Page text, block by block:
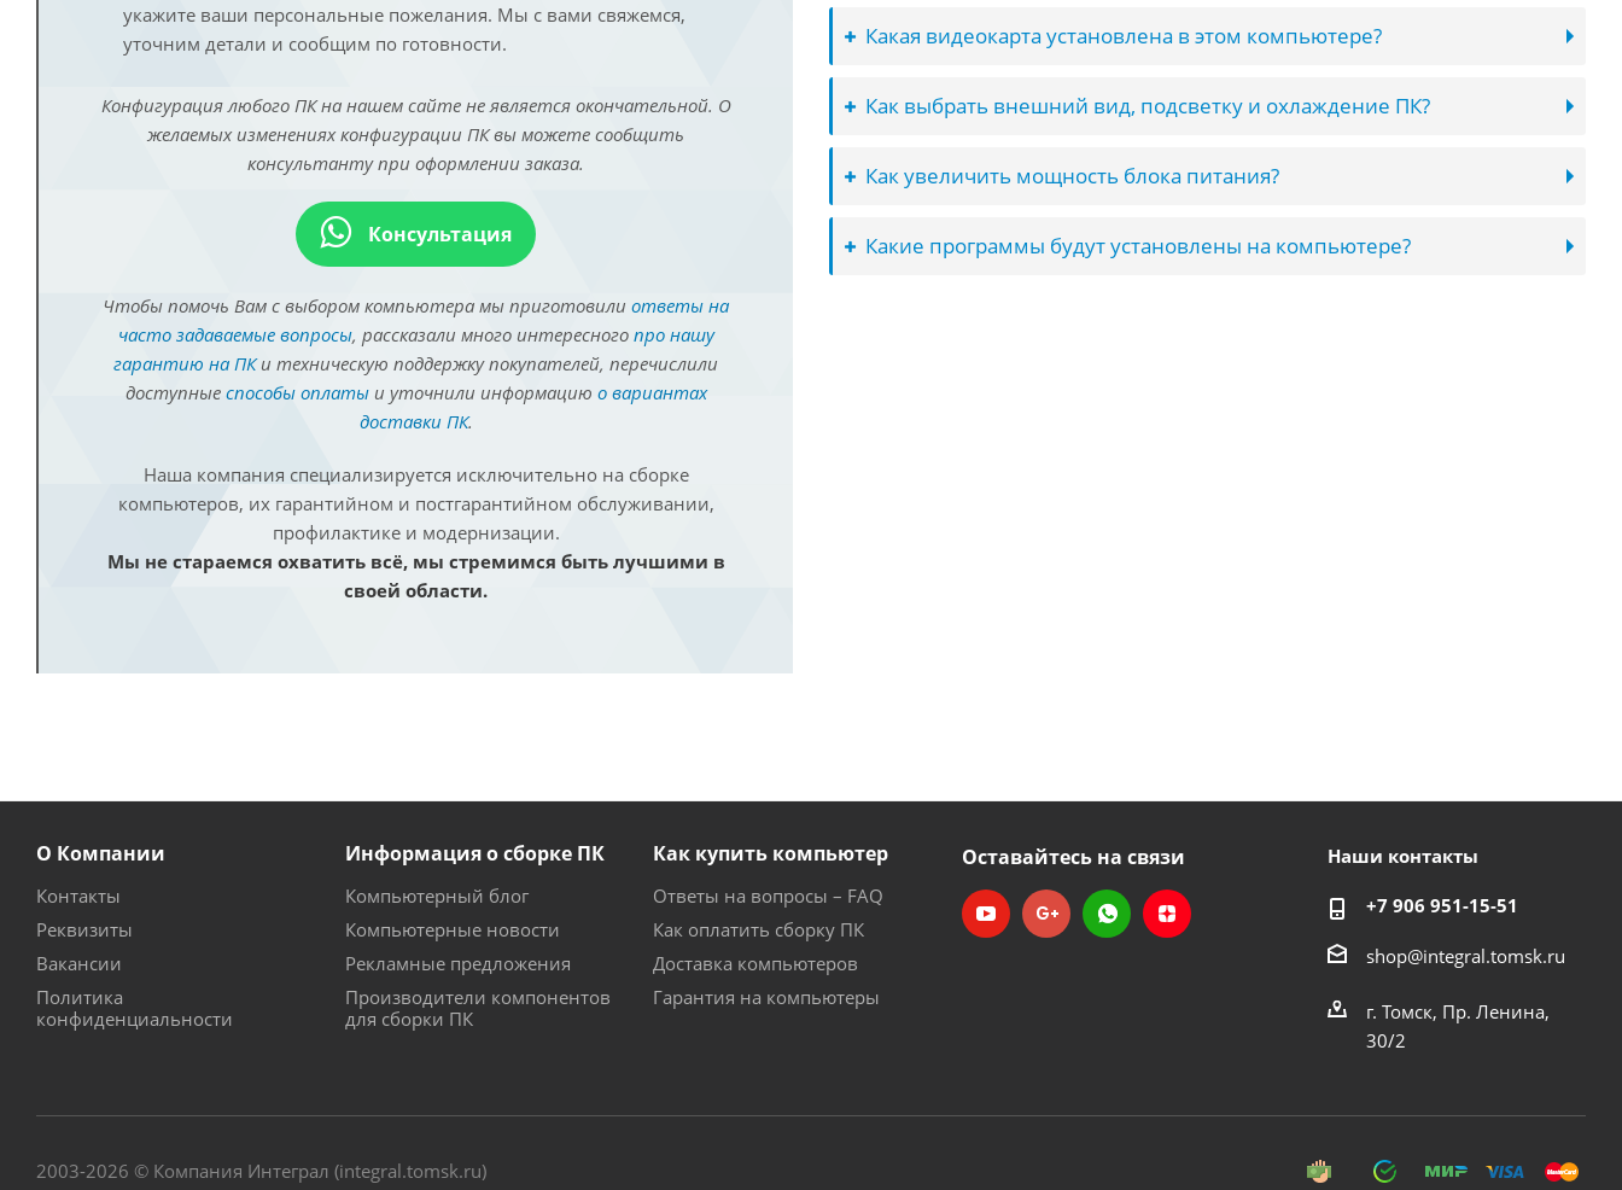
укажите ваши персональные пожелания. Мы с вами свяжемся,
уточним детали и сообщим по готовности.
Конфигурация любого ПК на нашем сайте не является окончательной. О
желаемых изменениях конфигурации ПК вы можете сообщить
консультанту при оформлении заказа.
Консультация
Чтобы помочь Вам с выбором компьютера мы приготовили ответы на
часто задаваемые вопросы, рассказали много интересного про нашу
гарантию на ПКи техническую поддержку покупателей, перечислили
доступные способы оплатыи уточнили информацию о вариантах
доставки ПК.
Наша компания специализируется исключительно на сборке
компьютеров, их гарантийном и постгарантийном обслуживании,
профилактике и модернизации.
Мы не стараемся охватить всё, мы стремимся быть лучшими в
своей области.
Какая видеокарта установлена в этом компьютере?
Как выбрать внешний вид, подсветку и охлаждение ПК?
Как увеличить мощность блока питания?
Какие программы будут установлены на компьютере?
О Компании
Контакты
Реквизиты
Вакансии
Политика
конфиденциальности
Информация о сборке ПК
Компьютерный блог
Компьютерные новости
Рекламные предложения
Производители компонентов
для сборки ПК
Как купить компьютер
Ответы на вопросы – FAQ
Как оплатить сборку ПК
Доставка компьютеров
Гарантия на компьютеры
Оставайтесь на связи Наши контакты
+7 906 951-15-51
shop@integral.tomsk.ru
г. Томск, Пр. Ленина,
30/2
2003-2026 © Компания Интеграл (integral.tomsk.ru)